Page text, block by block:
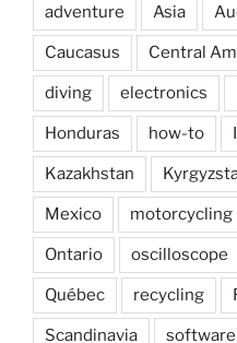
adventure Asia
Caucasus Central
diving electronics
Honduras how-to
Kazakhstan
Mexico motorcycling
Ontario oscilloscope
Québec recycling
Scandinavia software